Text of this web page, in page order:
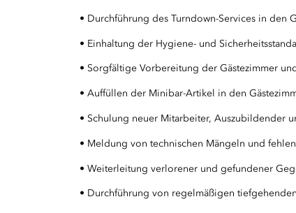
• Durchführung des Turndown-Services in den
• Einhaltung der Hygiene- und
• Sorgfältige Vorbereitung der Gästezimmer
• Auffüllen der Minibar-Artikel in den
• Schulung neuer Mitarbeiter, Auszubildender
• Meldung von technischen Mängeln und
• Weiterleitung verlorener und gefundener
• Durchführung von regelmäßigen